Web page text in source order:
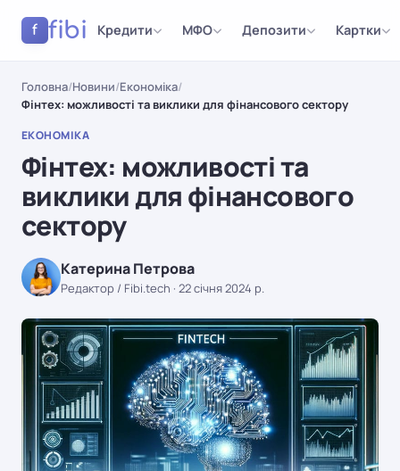
f fibi Кредити МФО Депозити Картки
Головна/Новини/Економіка/
Фінтех: можливості та виклики для фінансового сектору
ЕКОНОМІКА
Фінтех: можливості та
виклики для фінансового
сектору
Катерина Петрова
Редактор / Fibi.tech · 22 січня 2024 р.
ЕКОНОМІКА